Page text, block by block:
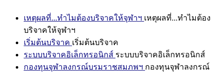
เหตุผลที่...ทำไมต้องบริจาคให้จุฬาฯ เหตุผลที่...ทำไมต้อง
บริจาคให้จุฬาฯ
เริ่มต้นบริจาค เริ่มต้นบริจาค
ระบบบริจาคอิเล็กทรอนิกส์ ระบบบริจาคอิเล็กทรอนิกส์
กองทุนจุฬาลงกรณ์บรมราชสมภพฯ กองทุนจุฬาลงกรณ์